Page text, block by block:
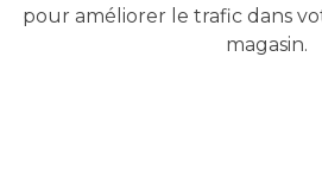
pour améliorer le trafic dans
magasin.